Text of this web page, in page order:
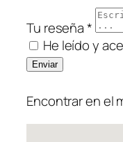
Tu reseña *
He leído y
Encontrar en el